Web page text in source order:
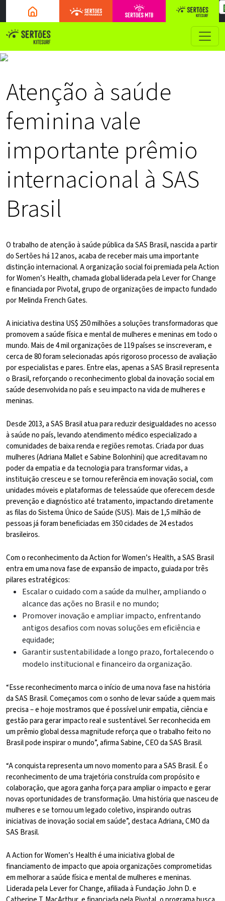
Atenção à saúde
feminina vale
importante prêmio
internacional à SAS
Brasil
O trabalho de atenção à saúde pública da SAS Brasil, nascida a partir
do Sertões há 12 anos, acaba de receber mais uma importante
distinção internacional. A organização social foi premiada pela Action
for Women’s Health, chamada global liderada pela Lever for Change
e financiada por Pivotal, grupo de organizações de impacto fundado
por Melinda French Gates.
A iniciativa destina US$ 250 milhões a soluções transformadoras que
promovem a saúde física e mental de mulheres e meninas em todo o
mundo. Mais de 4 mil organizações de 119 países se inscreveram, e
cerca de 80 foram selecionadas após rigoroso processo de avaliação
por especialistas e pares. Entre elas, apenas a SAS Brasil representa
o Brasil, reforçando o reconhecimento global da inovação social em
saúde desenvolvida no país e seu impacto na vida de mulheres e
meninas.
Desde 2013, a SAS Brasil atua para reduzir desigualdades no acesso
à saúde no país, levando atendimento médico especializado a
comunidades de baixa renda e regiões remotas. Criada por duas
mulheres (Adriana Mallet e Sabine Bolonhini) que acreditavam no
poder da empatia e da tecnologia para transformar vidas, a
instituição cresceu e se tornou referência em inovação social, com
unidades móveis e plataformas de telessaúde que oferecem desde
prevenção e diagnóstico até tratamento, impactando diretamente
as filas do Sistema Único de Saúde (SUS). Mais de 1,5 milhão de
pessoas já foram beneficiadas em 350 cidades de 24 estados
brasileiros.
Com o reconhecimento da Action for Women’s Health, a SAS Brasil
entra em uma nova fase de expansão de impacto, guiada por três
pilares estratégicos:
Escalar o cuidado com a saúde da mulher, ampliando o
alcance das ações no Brasil e no mundo;
Promover inovação e ampliar impacto, enfrentando
antigos desafios com novas soluções em eficiência e
equidade;
Garantir sustentabilidade a longo prazo, fortalecendo o
modelo institucional e financeiro da organização.
“Esse reconhecimento marca o início de uma nova fase na história
da SAS Brasil. Começamos com o sonho de levar saúde a quem mais
precisa – e hoje mostramos que é possível unir empatia, ciência e
gestão para gerar impacto real e sustentável. Ser reconhecida em
um prêmio global dessa magnitude reforça que o trabalho feito no
Brasil pode inspirar o mundo”, afirma Sabine, CEO da SAS Brasil.
“A conquista representa um novo momento para a SAS Brasil. É o
reconhecimento de uma trajetória construída com propósito e
colaboração, que agora ganha força para ampliar o impacto e gerar
novas oportunidades de transformação. Uma história que nasceu de
mulheres e se tornou um legado coletivo, inspirando outras
iniciativas de inovação social em saúde”, destaca Adriana, CMO da
SAS Brasil.
A Action for Women’s Health é uma iniciativa global de
financiamento de impacto que apoia organizações comprometidas
em melhorar a saúde física e mental de mulheres e meninas.
Liderada pela Lever for Change, afiliada à Fundação John D. e